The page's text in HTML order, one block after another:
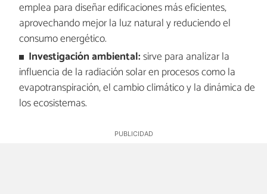
emplea para diseñar edificaciones más eficientes,
aprovechando mejor la luz natural y reduciendo el
consumo energético.
Investigación ambiental:sirve para analizar la
influencia de la radiación solar en procesos como la
evapotranspiración, el cambio climático y la dinámica de
los ecosistemas.